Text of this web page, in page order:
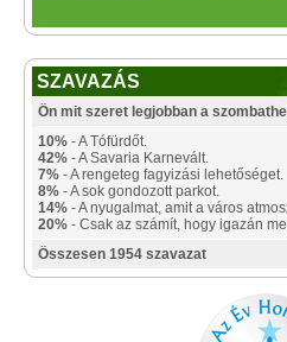
SZAVAZÁS
Ön mit szeret legjobban a
10% - A Tófürdőt.
42% - A Savaria Karnevált.
7% - A rengeteg fagyizási lehetőséget.
8% - A sok gondozott parkot.
14% - A nyugalmat, amit a város
20% - Csak az számít, hogy igazán
Összesen 1954 szavazat